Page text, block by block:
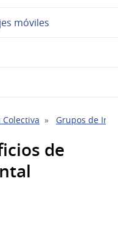
móviles
Grupos de
de